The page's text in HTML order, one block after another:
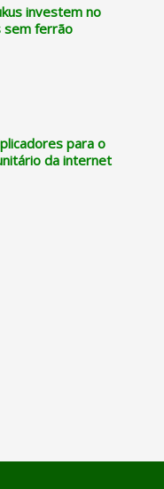
investem no
sem ferrão
para o
da internet